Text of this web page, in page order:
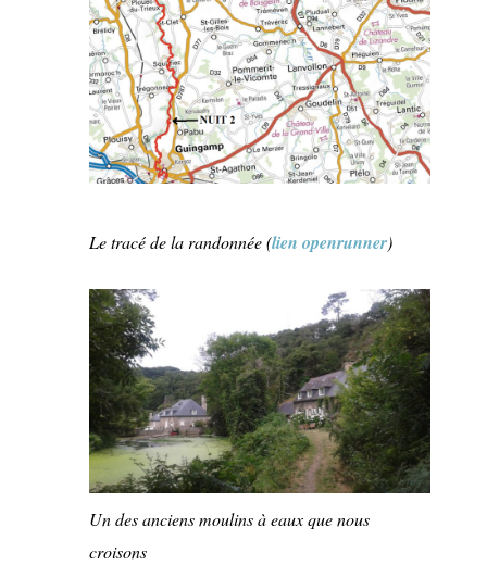
Le tracé de la randonnée (lien openrunner)
Un des anciens moulins à eaux que nous
croisons